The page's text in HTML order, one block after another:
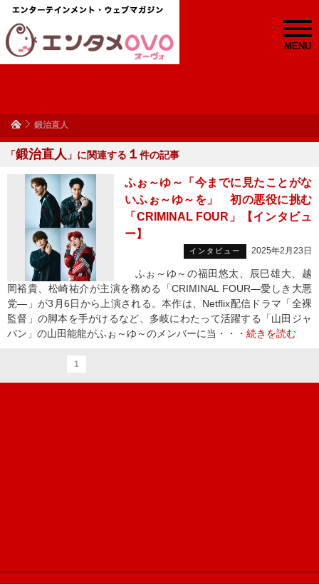
MENU
鍛治直人
「鍛治直人 」に関連する １ 件の記事
ふぉ～ゆ～「今までに見たことがな
いふぉ～ゆ～を」 初の悪役に挑む
「CRIMINAL FOUR」【インタビュ
ー】
インタビュー 2025年2月23日
ふぉ～ゆ～の福田悠太、辰巳雄大、越
岡裕貴、松崎祐介が主演を務める「CRIMINAL FOUR―愛しき大悪
党―」が3月6日から上演される。本作は、Netflix配信ドラマ「全裸
監督」の脚本を手がけるなど、多岐にわたって活躍する「山田ジャ
パン」の山田能龍がふぉ～ゆ～のメンバーに当・・・ 続きを読む
1